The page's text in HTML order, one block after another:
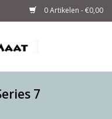
0 Artikelen - €0,00
7